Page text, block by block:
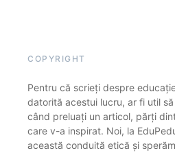
COPYRIGHT
Pentru că scrieți despre
datorită acestui lucru, ar fi util
când preluați un articol, părți
care v-a inspirat. Noi, la
această conduită etică și